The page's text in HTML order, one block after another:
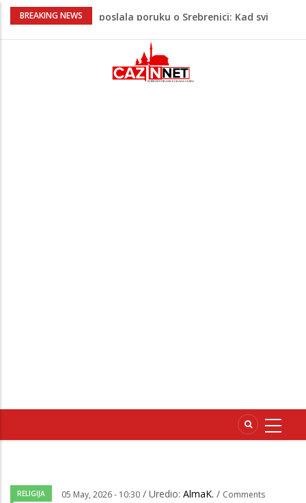
BREAKING NEWS
Teška saobraćajna nesreća u Krajini:
rasvjetnom stubu
Evo gdje i kada nestaje struja u Krajini
sutra i tokom vikenda
RELIGIJA 05 May, 2026 - 10:30 / Uredio: AlmaK. / Comments